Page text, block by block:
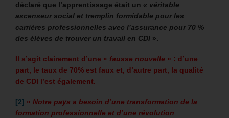
déclaré que l’apprentissage était un « véritable
ascenseur social et tremplin formidable pour les
carrières professionnelles avec l’assurance pour 70 %
des élèves de trouver un travail en CDI ».
Il s’agit clairement d’une « fausse nouvelle » : d’une
part, le taux de 70% est faux et, d’autre part, la qualité
de CDI l’est également.
[2] « Notre pays a besoin d’une transformation de la
formation professionnelle et d’une révolution